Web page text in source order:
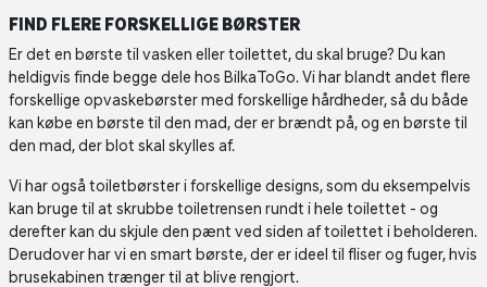
FIND FLERE FORSKELLIGE BØRSTER
Er det en børste til vasken eller toilettet, du skal bruge? Du kan
heldigvis finde begge dele hos BilkaToGo. Vi har blandt andet flere
forskellige opvaskebørster med forskellige hårdheder, så du både
kan købe en børste til den mad, der er brændt på, og en børste til
den mad, der blot skal skylles af.
Vi har også toiletbørster i forskellige designs, som du eksempelvis
kan bruge til at skrubbe toiletrensen rundt i hele toilettet - og
derefter kan du skjule den pænt ved siden af toilettet i beholderen.
Derudover har vi en smart børste, der er ideel til fliser og fuger, hvis
brusekabinen trænger til at blive rengjort.